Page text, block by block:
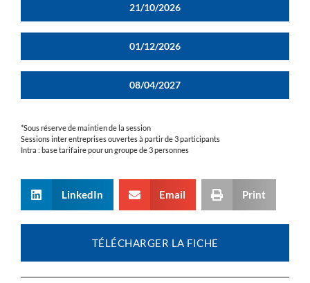
21/10/2026
01/12/2026
08/04/2027
*Sous réserve de maintien de la session
Sessions inter entreprises ouvertes à partir de 3 participants
Intra : base tarifaire pour un groupe de 3 personnes
LinkedIn Email Print
TÉLÉCHARGER LA FICHE